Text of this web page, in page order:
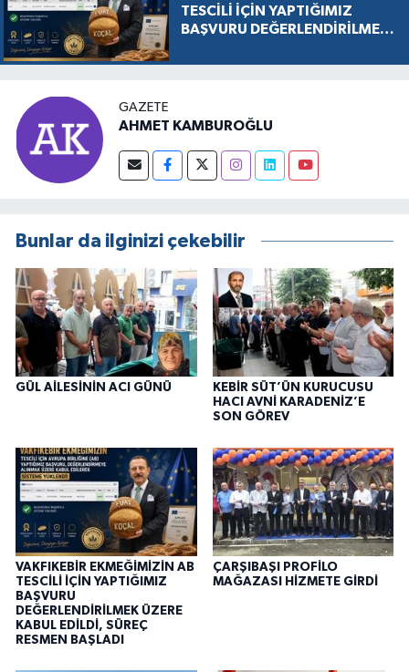
TESCİLİ İÇİN YAPTIĞIMIZ
BAŞVURU DEĞERLENDİRİLMEK
RESMEN BAŞLADI
GAZETE
AHMET KAMBUROĞLU
Bunlar da ilginizi çekebilir
GÜL AİLESİNİN ACI GÜNÜ
KEBİR SÜT’ÜN KURUCUSU
HACI AVNİ KARADENİZ’E
SON GÖREV
VAKFIKEBİR EKMEĞİMİZİN AB
TESCİLİ İÇİN YAPTIĞIMIZ
BAŞVURU
DEĞERLENDİRİLMEK ÜZERE
KABUL EDİLDİ, SÜREÇ
RESMEN BAŞLADI
ÇARŞIBAŞI PROFİLO
MAĞAZASI HİZMETE GİRDİ